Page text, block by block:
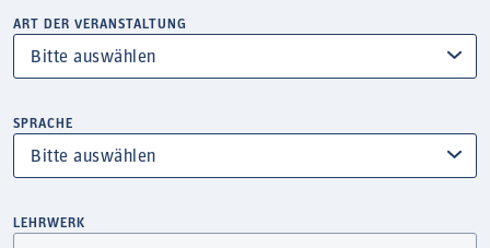
ART DER VERANSTALTUNG
SPRACHE
LEHRWERK